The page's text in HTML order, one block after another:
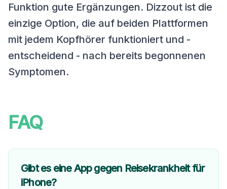
Funktion gute Ergänzungen. Dizzout ist die
einzige Option, die auf beiden Plattformen
mit jedem Kopfhörer funktioniert und -
entscheidend - nach bereits begonnenen
Symptomen.
FAQ
Gibt es eine App gegen Reisekrankheit für
iPhone?